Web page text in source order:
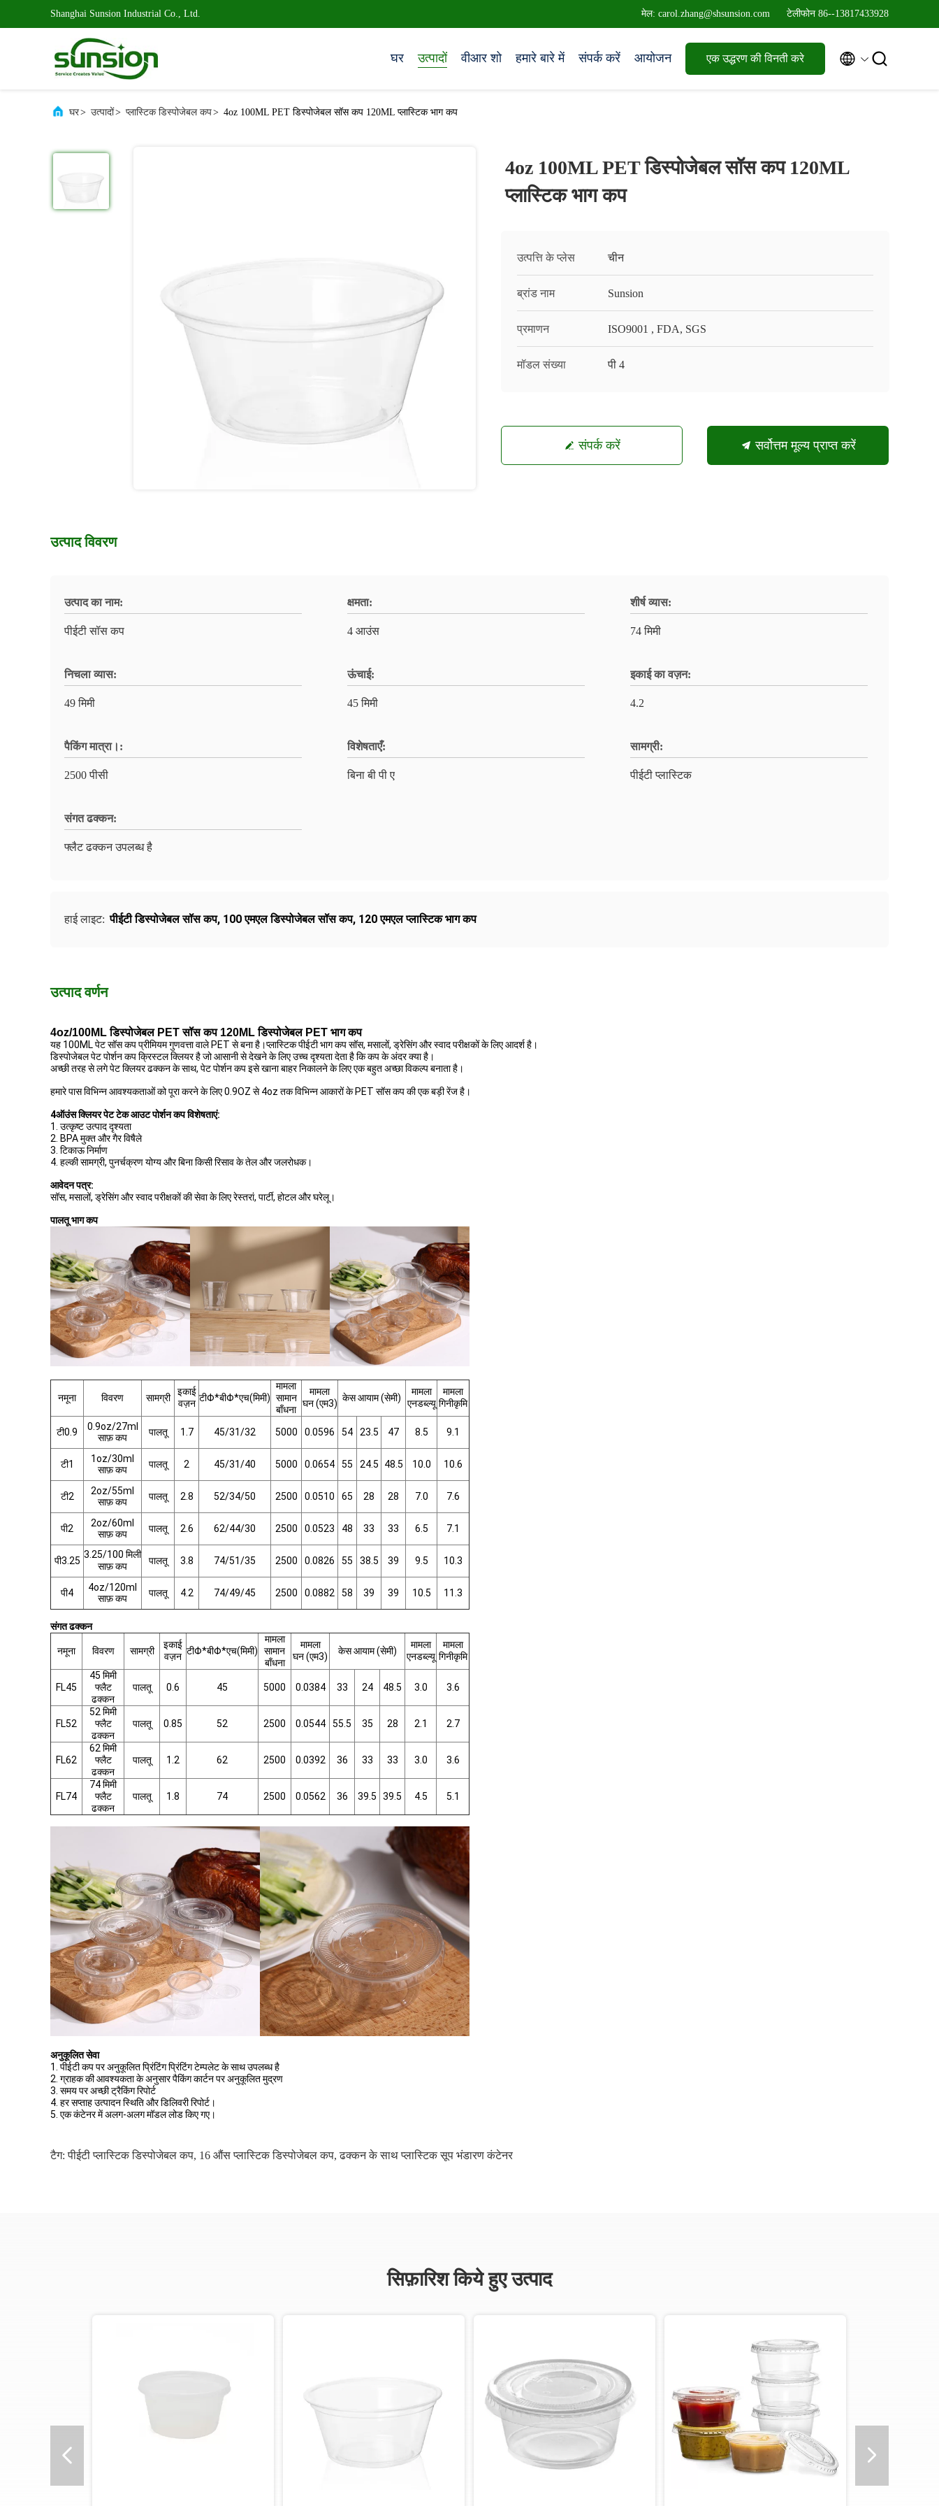
Shanghai Sunsion Industrial Co., Ltd. मेल: carol.zhang@shsunsion.com टेलीफोन 86--13817433928
घर उत्पादों वीआर शो हमारे बारे में संपर्क करें आयोजन एक उद्धरण की विनती करे  
घर> उत्पादों> प्लास्टिक डिस्पोजेबल कप> 4oz 100ML PET डिस्पोजेबल सॉस कप 120ML प्लास्टिक भाग कप
4oz 100ML PET डिस्पोजेबल सॉस कप 120ML
प्लास्टिक भाग कप
उत्पत्ति के प्लेस चीन
ब्रांड नाम Sunsion
प्रमाणन ISO9001 , FDA, SGS
मॉडल संख्या पी 4
संपर्क करें सर्वोत्तम मूल्य प्राप्त करें
उत्पाद विवरण
उत्पाद का नाम:
पीईटी सॉस कप
क्षमता:
4 आउंस
शीर्ष व्यास:
74 मिमी
निचला व्यास:
49 मिमी
ऊंचाई:
45 मिमी
इकाई का वज़न:
4.2
पैकिंग मात्रा।:
2500 पीसी
विशेषताएँ:
बिना बी पी ए
सामग्री:
पीईटी प्लास्टिक
संगत ढक्कन:
फ्लैट ढक्कन उपलब्ध है
हाई लाइट: पीईटी डिस्पोजेबल सॉस कप, 100 एमएल डिस्पोजेबल सॉस कप, 120 एमएल प्लास्टिक भाग कप
उत्पाद वर्णन
4oz/100ML डिस्पोजेबल PET सॉस कप 120ML डिस्पोजेबल PET भाग कप
यह 100ML पेट सॉस कप प्रीमियम गुणवत्ता वाले PET से बना है।प्लास्टिक पीईटी भाग कप सॉस, मसालों, ड्रेसिंग और स्वाद परीक्षकों के लिए आदर्श है।
डिस्पोजेबल पेट पोर्शन कप क्रिस्टल क्लियर है जो आसानी से देखने के लिए उच्च दृश्यता देता है कि कप के अंदर क्या है।
अच्छी तरह से लगे पेट क्लियर ढक्कन के साथ, पेट पोर्शन कप इसे खाना बाहर निकालने के लिए एक बहुत अच्छा विकल्प बनाता है।
हमारे पास विभिन्न आवश्यकताओं को पूरा करने के लिए 0.9OZ से 4oz तक विभिन्न आकारों के PET सॉस कप की एक बड़ी रेंज है।
4ऑउंस क्लियर पेट टेक आउट पोर्शन कप विशेषताएं:
1. उत्कृष्ट उत्पाद दृश्यता
2. BPA मुक्त और गैर विषैले
3. टिकाऊ निर्माण
4. हल्की सामग्री, पुनर्चक्रण योग्य और बिना किसी रिसाव के तेल और जलरोधक।
आवेदन पत्र:
सॉस, मसालों, ड्रेसिंग और स्वाद परीक्षकों की सेवा के लिए रेस्तरां, पार्टी, होटल और घरेलू।
पालतू भाग कप
नमूना विवरण सामग्री
इकाई
वज़न टीΦ*बीΦ*एच(मिमी)
मामला
सामान
बाँधना
मामला
घन (एम3) केस आयाम (सेमी)
मामला
एनडब्ल्यू
मामला
गिनीकृमि
टी0.9
0.9oz/27ml
साफ़ कप
पालतू 1.7 45/31/32 5000 0.0596 54 23.5 47 8.5 9.1
टी1
1oz/30ml
साफ़ कप
पालतू 2 45/31/40 5000 0.0654 55 24.5 48.5 10.0 10.6
टी2
2oz/55ml
साफ़ कप
पालतू 2.8 52/34/50 2500 0.0510 65 28 28 7.0 7.6
पी2
2oz/60ml
साफ़ कप
पालतू 2.6 62/44/30 2500 0.0523 48 33 33 6.5 7.1
पी3.25
3.25/100 मिली
साफ़ कप
पालतू 3.8 74/51/35 2500 0.0826 55 38.5 39 9.5 10.3
पी4
4oz/120ml
साफ़ कप
पालतू 4.2 74/49/45 2500 0.0882 58 39 39 10.5 11.3
संगत ढक्कन
नमूना विवरण सामग्री
इकाई
वज़न टीΦ*बीΦ*एच(मिमी)
मामला
सामान
बाँधना
मामला
घन (एम3)
केस आयाम (सेमी)
मामला
एनडब्ल्यू
मामला
गिनीकृमि
FL45
45 मिमी
फ्लैट
ढक्कन
पालतू 0.6 45 5000 0.0384 33 24 48.5 3.0 3.6
FL52
52 मिमी
फ्लैट
ढक्कन
पालतू 0.85 52 2500 0.0544 55.5 35 28 2.1 2.7
FL62
62 मिमी
फ्लैट
ढक्कन
पालतू 1.2 62 2500 0.0392 36 33 33 3.0 3.6
FL74
74 मिमी
फ्लैट
ढक्कन
पालतू 1.8 74 2500 0.0562 36 39.5 39.5 4.5 5.1
अनुकूलित सेवा
1. पीईटी कप पर अनुकूलित प्रिंटिंग प्रिंटिंग टेम्पलेट के साथ उपलब्ध है
2. ग्राहक की आवश्यकता के अनुसार पैकिंग कार्टन पर अनुकूलित मुद्रण
3. समय पर अच्छी ट्रैकिंग रिपोर्ट
4. हर सप्ताह उत्पादन स्थिति और डिलिवरी रिपोर्ट।
5. एक कंटेनर में अलग-अलग मॉडल लोड किए गए।
टैग:पीईटी प्लास्टिक डिस्पोजेबल कप, 16 औंस प्लास्टिक डिस्पोजेबल कप, ढक्कन के साथ प्लास्टिक सूप भंडारण कंटेनर
सिफ़ारिश किये हुए उत्पाद